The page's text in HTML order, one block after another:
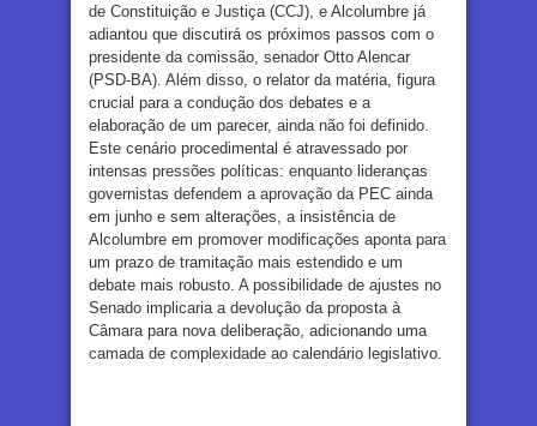
de Constituição e Justiça (CCJ), e Alcolumbre já
adiantou que discutirá os próximos passos com o
presidente da comissão, senador Otto Alencar
(PSD-BA). Além disso, o relator da matéria, figura
crucial para a condução dos debates e a
elaboração de um parecer, ainda não foi definido.
Este cenário procedimental é atravessado por
intensas pressões políticas: enquanto lideranças
governistas defendem a aprovação da PEC ainda
em junho e sem alterações, a insistência de
Alcolumbre em promover modificações aponta para
um prazo de tramitação mais estendido e um
debate mais robusto. A possibilidade de ajustes no
Senado implicaria a devolução da proposta à
Câmara para nova deliberação, adicionando uma
camada de complexidade ao calendário legislativo.